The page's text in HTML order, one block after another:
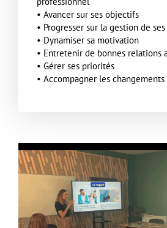
• Avancer sur ses objectifs
• Progresser sur la gestion de
• Dynamiser sa motivation
• Entretenir de bonnes relations
• Gérer ses priorités
• Accompagner les changements